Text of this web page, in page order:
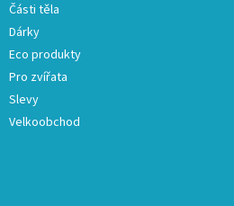
Části těla
Dárky
Eco produkty
Pro zvířata
Slevy
Velkoobchod